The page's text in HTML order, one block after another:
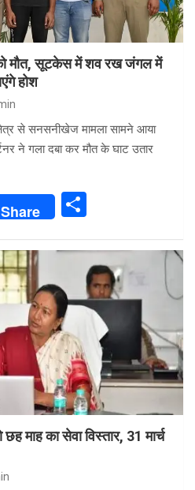
को मौत, सूटकेस में शव रख जंगल में
होश
से सनसनीखेज मामला सामने आया
ने गला दबा कर मौत के घाट उतार
Share
ar
e
माह का सेवा विस्तार, 31 मार्च